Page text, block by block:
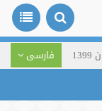
فارسی